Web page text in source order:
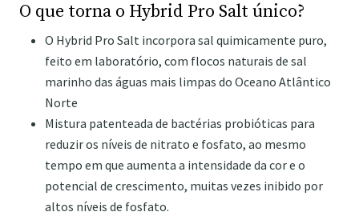
O que torna o Hybrid Pro Salt único?
O Hybrid Pro Salt incorpora sal quimicamente puro,
feito em laboratório, com flocos naturais de sal
marinho das águas mais limpas do Oceano Atlântico
Norte
Mistura patenteada de bactérias probióticas para
reduzir os níveis de nitrato e fosfato, ao mesmo
tempo em que aumenta a intensidade da cor e o
potencial de crescimento, muitas vezes inibido por
altos níveis de fosfato.